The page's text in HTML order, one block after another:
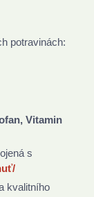
potravinách:
Vitamin
s
kvalitního